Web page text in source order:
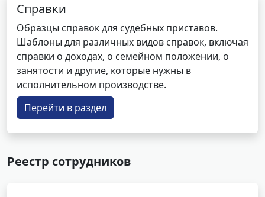
Справки
Образцы справок для судебных приставов.
Шаблоны для различных видов справок, включая
справки о доходах, о семейном положении, о
занятости и другие, которые нужны в
исполнительном производстве.
Перейти в раздел
Реестр сотрудников